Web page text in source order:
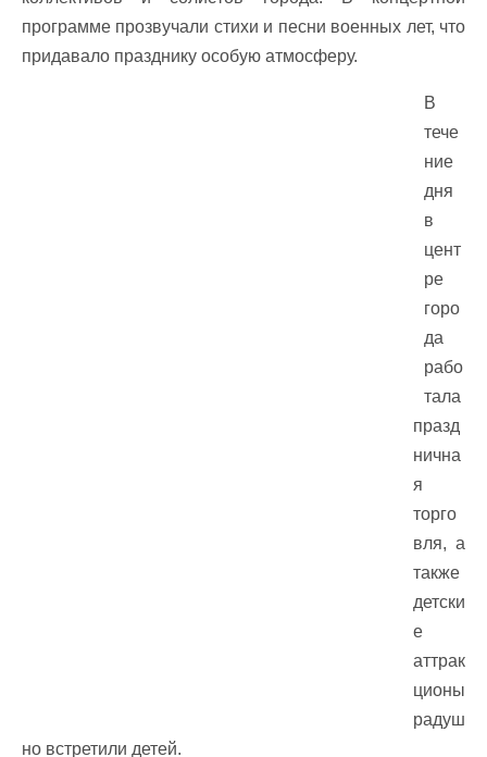
программе прозвучали стихи и песни военных лет, что
придавало празднику особую атмосферу.
В
тече
ние
дня
в
цент
ре
горо
да
рабо
тала
празд
нична
я
торго
вля, а
также
детски
е
аттрак
ционы
радуш
но встретили детей.